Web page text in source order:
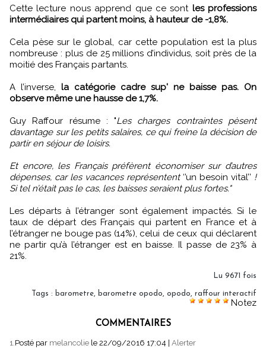
Cette lecture nous apprend que ce sont les professions
intermédiaires qui partent moins, à hauteur de -1,8%.
Cela pèse sur le global, car cette population est la plus
nombreuse : plus de 25 millions d’individus, soit près de la
moitié des Français partants.
A l’inverse, la catégorie cadre sup' ne baisse pas. On
observe même une hausse de 1,7%.
Guy Raffour résume : "Les charges contraintes pèsent
davantage sur les petits salaires, ce qui freine la décision de
partir en séjour de loisirs.
Et encore, les Français préfèrent économiser sur d’autres
dépenses, car les vacances représentent‘’un besoin vital’’ !
Si tel n’était pas le cas, les baisses seraient plus fortes."
Les départs à l’étranger sont également impactés. Si le
taux de départ des Français qui partent en France et à
l’étranger ne bouge pas (14%), celui de ceux qui déclarent
ne partir qu’à l’étranger est en baisse. Il passe de 23% à
21%.
Lu 9671 fois
Tags : barometre, barometre opodo, opodo, raffour interactif
Notez
COMMENTAIRES
1.Posté par melancolie le 22/09/2016 17:04 Alerter